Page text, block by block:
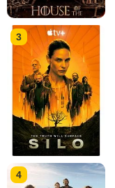
3
4